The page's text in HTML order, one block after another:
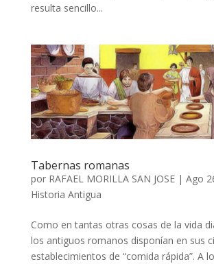
resulta sencillo...
Tabernas romanas
por RAFAEL MORILLA SAN JOSE| Ago
Historia Antigua
Como en tantas otras cosas de la vida
los antiguos romanos disponían en sus
establecimientos de “comida rápida”. A